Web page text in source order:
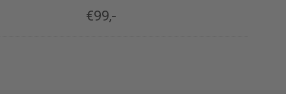
€99,-